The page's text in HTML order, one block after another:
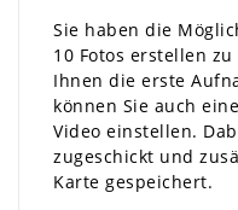
Sie haben die
10 Fotos erstellen
Ihnen die erste
können Sie auch
Video einstellen.
zugeschickt und
Karte gespeichert.